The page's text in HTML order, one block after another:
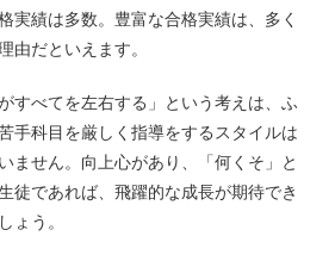
実績は多数。豊富な合格実績は、多く
由だといえます。
すべてを左右する」という考えは、ふ
手科目を厳しく指導をするスタイルは
ません。向上心があり、「何くそ」と
徒であれば、飛躍的な成長が期待でき
ょう。